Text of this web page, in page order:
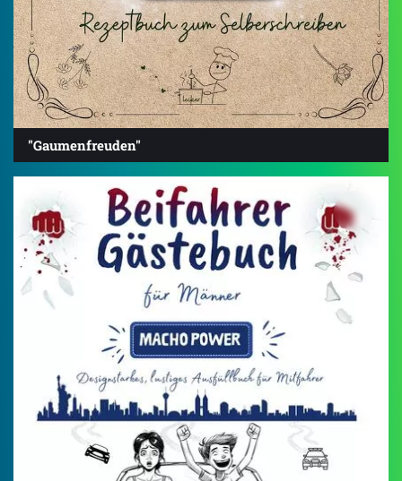
"Gaumenfreuden"